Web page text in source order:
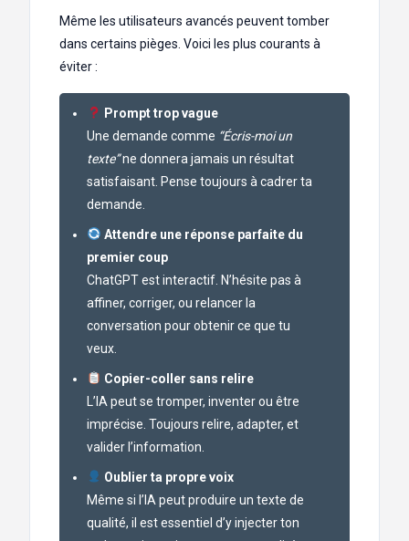
Même les utilisateurs avancés peuvent tomber
dans certains pièges. Voici les plus courants à
éviter :
Prompt trop vague
Une demande comme “Écris-moi un
texte”ne donnera jamais un résultat
satisfaisant. Pense toujours à cadrer ta
demande.
Attendre une réponse parfaite du
premier coup
ChatGPT est interactif. N’hésite pas à
affiner, corriger, ou relancer la
conversation pour obtenir ce que tu
veux.
Copier-coller sans relire
L’IA peut se tromper, inventer ou être
imprécise. Toujours relire, adapter, et
valider l’information.
Oublier ta propre voix
Même si l’IA peut produire un texte de
qualité, il est essentiel d’y injecter ton